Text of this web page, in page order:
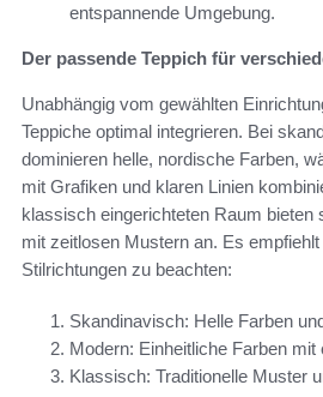
entspannende Umgebung.
Der passende Teppich für
Unabhängig vom gewählten
Teppiche optimal integrieren. Bei
dominieren helle, nordische Farben,
mit Grafiken und klaren Linien
klassisch eingerichteten Raum bieten
mit zeitlosen Mustern an. Es
Stilrichtungen zu beachten:
Skandinavisch: Helle Farben
Modern: Einheitliche Farben mit
Klassisch: Traditionelle Muster